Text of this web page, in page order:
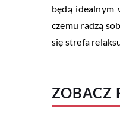
będą idealnym
czemu radzą
się strefa
ZOBACZ